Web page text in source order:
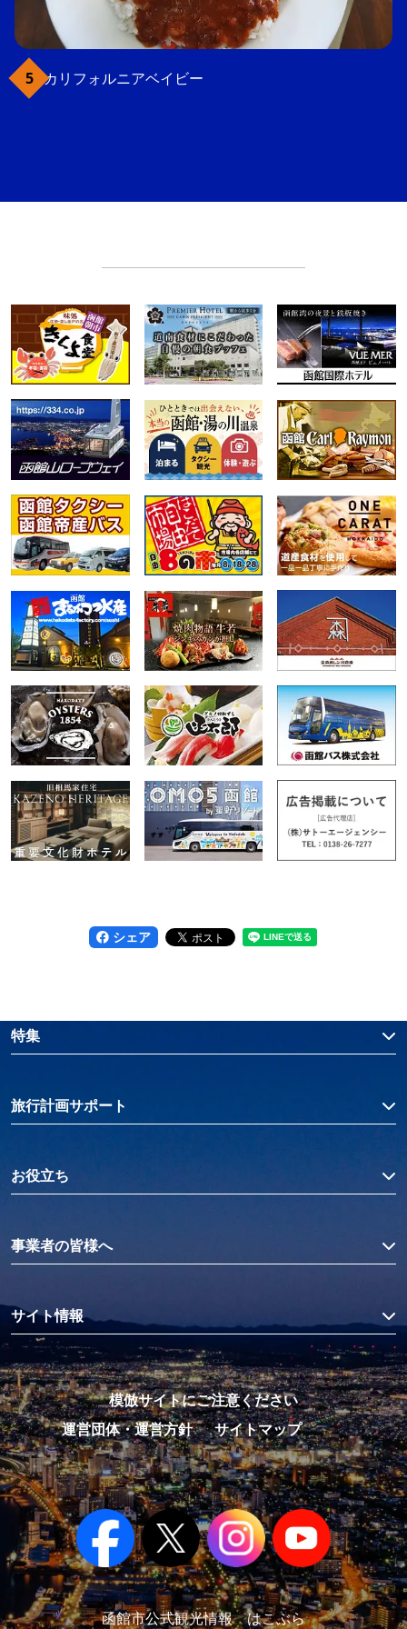
カリフォルニアベイビー
シェア
特集
旅行計画サポート
お役立ち
事業者の皆様へ
サイト情報
模倣サイトにご注意ください
運営団体・運営方針
サイトマップ
函館市公式観光情報 はこぶら